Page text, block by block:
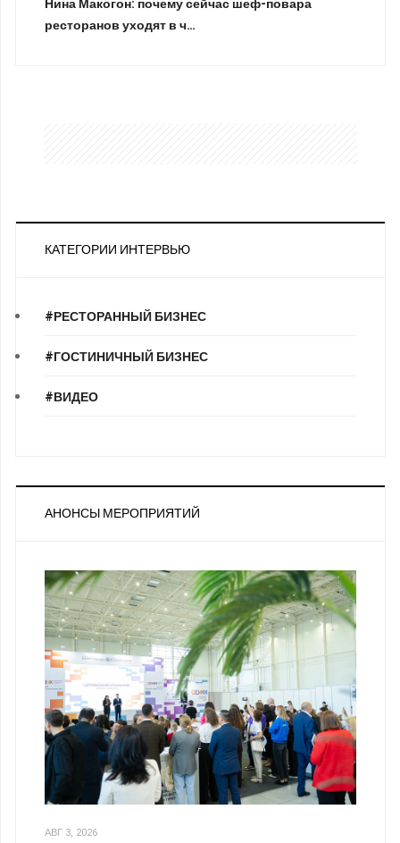
Нина Макогон: почему сейчас шеф-повара
ресторанов уходят в ч…
КАТЕГОРИИ ИНТЕРВЬЮ
#РЕСТОРАННЫЙ БИЗНЕС
#ГОСТИНИЧНЫЙ БИЗНЕС
#ВИДЕО
АНОНСЫ МЕРОПРИЯТИЙ
АВГ 3, 2026